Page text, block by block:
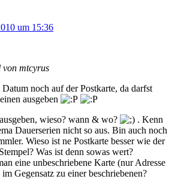
um 15:36
mtcyrus
noch auf der Postkarte, da darfst
ausgeben
wieso? wann & wo?
. Kenn
Dauerserien nicht so aus. Bin auch noch
Wieso ist ne Postkarte besser wie der
Was ist denn sowas wert?
eine unbeschriebene Karte (nur Adresse
Gegensatz zu einer beschriebenen?